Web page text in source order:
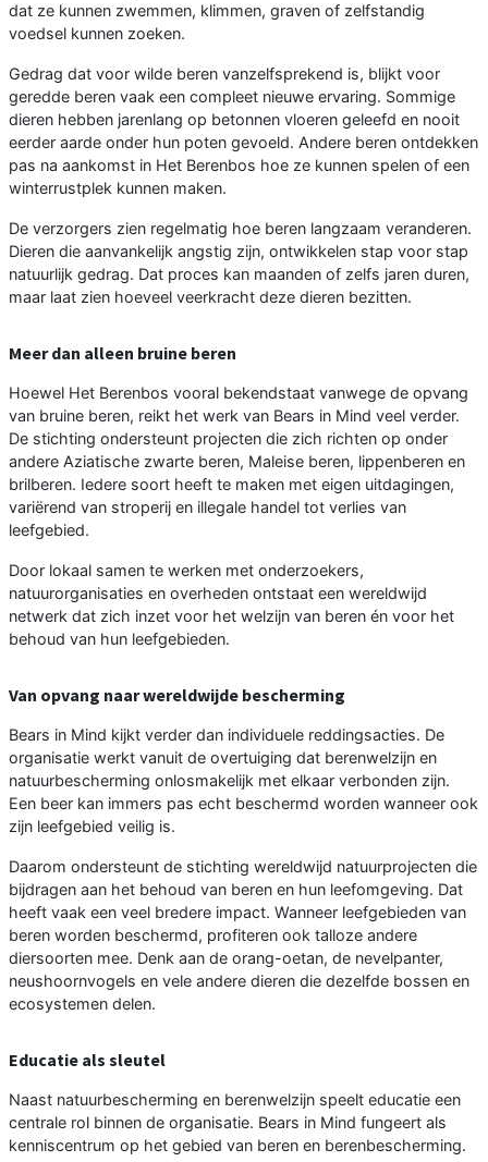
dat ze kunnen zwemmen, klimmen, graven of zelfstandig
voedsel kunnen zoeken.
Gedrag dat voor wilde beren vanzelfsprekend is, blijkt voor
geredde beren vaak een compleet nieuwe ervaring. Sommige
dieren hebben jarenlang op betonnen vloeren geleefd en nooit
eerder aarde onder hun poten gevoeld. Andere beren ontdekken
pas na aankomst in Het Berenbos hoe ze kunnen spelen of een
winterrustplek kunnen maken.
De verzorgers zien regelmatig hoe beren langzaam veranderen.
Dieren die aanvankelijk angstig zijn, ontwikkelen stap voor stap
natuurlijk gedrag. Dat proces kan maanden of zelfs jaren duren,
maar laat zien hoeveel veerkracht deze dieren bezitten.
Meer dan alleen bruine beren
Hoewel Het Berenbos vooral bekendstaat vanwege de opvang
van bruine beren, reikt het werk van Bears in Mind veel verder.
De stichting ondersteunt projecten die zich richten op onder
andere Aziatische zwarte beren, Maleise beren, lippenberen en
brilberen. Iedere soort heeft te maken met eigen uitdagingen,
variërend van stroperij en illegale handel tot verlies van
leefgebied.
Door lokaal samen te werken met onderzoekers,
natuurorganisaties en overheden ontstaat een wereldwijd
netwerk dat zich inzet voor het welzijn van beren én voor het
behoud van hun leefgebieden.
Van opvang naar wereldwijde bescherming
Bears in Mind kijkt verder dan individuele reddingsacties. De
organisatie werkt vanuit de overtuiging dat berenwelzijn en
natuurbescherming onlosmakelijk met elkaar verbonden zijn.
Een beer kan immers pas echt beschermd worden wanneer ook
zijn leefgebied veilig is.
Daarom ondersteunt de stichting wereldwijd natuurprojecten die
bijdragen aan het behoud van beren en hun leefomgeving. Dat
heeft vaak een veel bredere impact. Wanneer leefgebieden van
beren worden beschermd, profiteren ook talloze andere
diersoorten mee. Denk aan de orang-oetan, de nevelpanter,
neushoornvogels en vele andere dieren die dezelfde bossen en
ecosystemen delen.
Educatie als sleutel
Naast natuurbescherming en berenwelzijn speelt educatie een
centrale rol binnen de organisatie. Bears in Mind fungeert als
kenniscentrum op het gebied van beren en berenbescherming.